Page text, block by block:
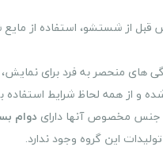
استفاده از مایع شوینده،
های منحصر به فرد برای
و از همه لحاظ شرایط استفاده
جنس مخصوص آنها دارای دوام
این گروه وجود ندارد.